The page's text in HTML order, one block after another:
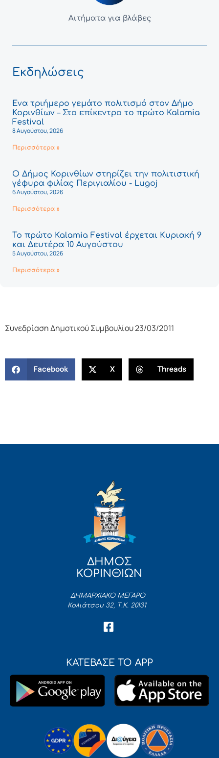
Αιτήματα για βλάβες
Εκδηλώσεις
Ένα τριήμερο γεμάτο πολιτισμό στον Δήμο
Κορινθίων – Στο επίκεντρο το πρώτο Kalamia
Festival
8 Αυγούστου, 2026
Περισσότερα »
Ο Δήμος Κορινθίων στηρίζει την πολιτιστική
γέφυρα φιλίας Περιγιαλίου - Lugoj
6 Αυγούστου, 2026
Περισσότερα »
Το πρώτο Kalamia Festival έρχεται Κυριακή 9
και Δευτέρα 10 Αυγούστου
5 Αυγούστου, 2026
Περισσότερα »
Συνεδρίαση Δημοτικού Συμβουλίου 23/03/2011
Facebook X Threads
ΔΗΜΟΣ
ΚΟΡΙΝΘΙΩΝ
ΔΗΜΑΡΧΙΑΚΟ ΜΕΓΑΡΟ
Κολιάτσου 32, Τ.Κ. 20131
ΚΑΤΕΒΑΣΕ ΤΟ APP